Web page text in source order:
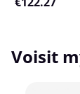
Voisit